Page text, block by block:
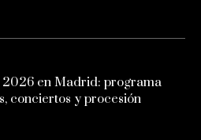
2026 en Madrid: programa
conciertos y procesión